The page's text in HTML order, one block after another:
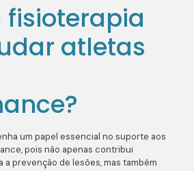
fisioterapia
atletas
um papel essencial no suporte aos
pois não apenas contribui
prevenção de lesões, mas também